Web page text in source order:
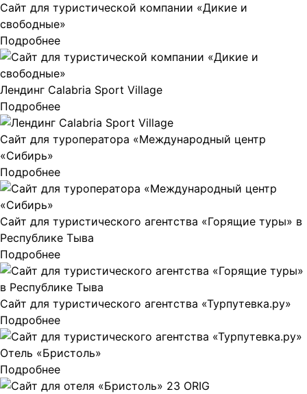
Сайт для туристической компании «Дикие и
свободные»
Подробнее
Лендинг Calabria Sport Village
Подробнее
Сайт для туроператора «Международный центр
«Сибирь»
Подробнее
Сайт для туристического агентства «Горящие туры» в
Республике Тыва
Подробнее
Сайт для туристического агентства «Турпутевка.ру»
Подробнее
Отель «Бристоль»
Подробнее